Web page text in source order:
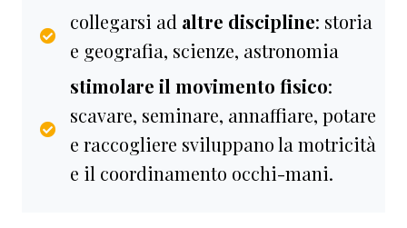
collegarsi ad altre discipline: storia
e geografia, scienze, astronomia
stimolare il movimento fisico:
scavare, seminare, annaffiare, potare
e raccogliere sviluppano la motricità
e il coordinamento occhi-mani.